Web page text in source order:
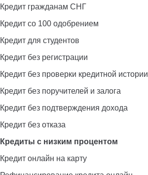
Кредит гражданам СНГ
Кредит со 100 одобрением
Кредит для студентов
Кредит без регистрации
Кредит без проверки кредитной истории
Кредит без поручителей и залога
Кредит без подтверждения дохода
Кредит без отказа
Кредиты с низким процентом
Кредит онлайн на карту